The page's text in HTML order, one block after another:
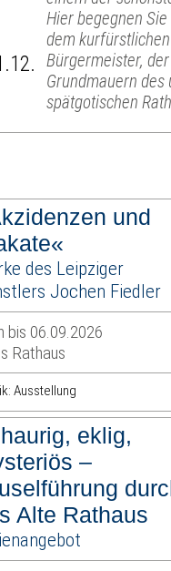
Hier begegnen
dem
Bürgermeister,
Grundmauern des
spätgotischen
und
des Leipziger
Jochen Fiedler
bis 06.09.2026
Rathaus
Ausstellung
eklig,
–
Alte Rathaus